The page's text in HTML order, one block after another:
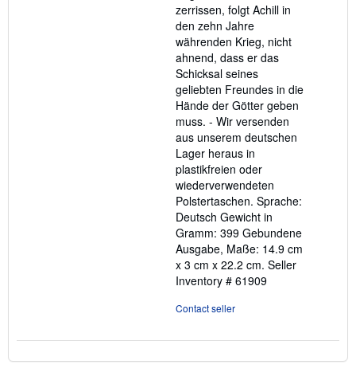
zerrissen, folgt Achill in
den zehn Jahre
währenden Krieg, nicht
ahnend, dass er das
Schicksal seines
geliebten Freundes in die
Hände der Götter geben
muss. - Wir versenden
aus unserem deutschen
Lager heraus in
plastikfreien oder
wiederverwendeten
Polstertaschen. Sprache:
Deutsch Gewicht in
Gramm: 399 Gebundene
Ausgabe, Maße: 14.9 cm
x 3 cm x 22.2 cm. Seller
Inventory # 61909
Contact seller